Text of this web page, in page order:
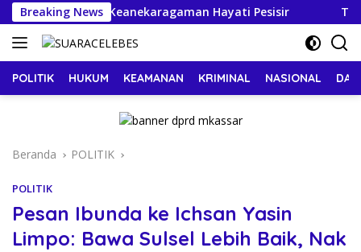
Langsung
ke
konten
Breaking NewsJaga Keanekaragaman Hayati Pesisir
POLITIK HUKUM KEAMANAN KRIMINAL NASIONAL
Beranda POLITIK
POLITIK
Pesan Ibunda ke Ichsan Yasin
Limpo: Bawa Sulsel Lebih Baik, Nak